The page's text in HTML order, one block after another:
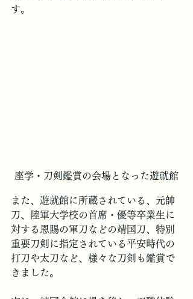
す。
座学・刀剣鑑賞の会場となった遊就館
また、遊就館に所蔵されている、元帥
刀、陸軍大学校の首席・優等卒業生に
対する恩賜の軍刀などの靖国刀、特別
重要刀剣に指定されている平安時代の
打刀や太刀など、様々な刀剣も鑑賞で
きました。